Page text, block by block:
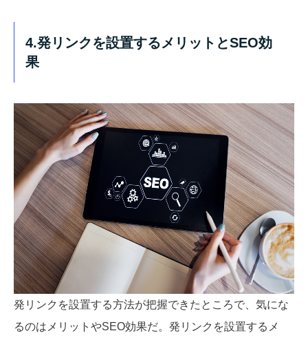
4.発リンクを設置するメリットとSEO効
果
発リンクを設置する方法が把握できたところで、気にな
るのはメリットやSEO効果だ。発リンクを設置するメ